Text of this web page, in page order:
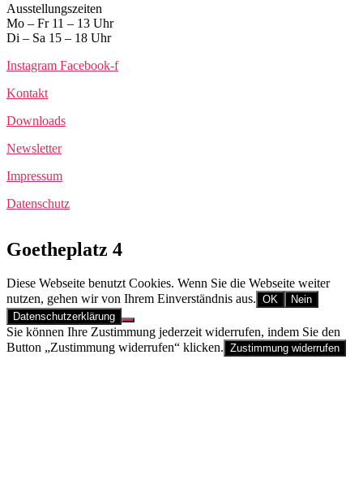
Ausstellungszeiten
Mo – Fr 11 – 13 Uhr
Di – Sa 15 – 18 Uhr
Instagram Facebook-f
Kontakt
Downloads
Newsletter
Impressum
Datenschutz
Goetheplatz 4
Diese Webseite benutzt Cookies. Wenn Sie die Webseite weiter
nutzen, gehen wir von Ihrem Einverständnis aus. OK
Nein
Datenschutzerklärung
Sie können Ihre Zustimmung jederzeit widerrufen, indem Sie den
Button „Zustimmung widerrufen“ klicken. Zustimmung widerrufen